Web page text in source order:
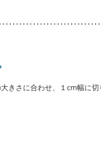
きさに合わせ、１cm幅に切